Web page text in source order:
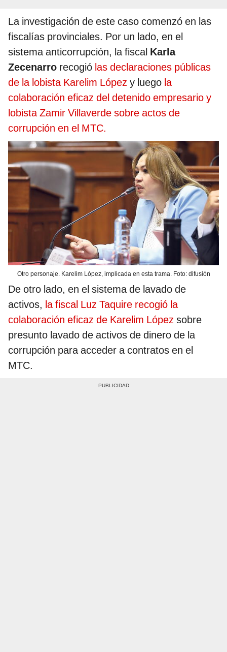
La investigación de este caso comenzó en las
fiscalías provinciales. Por un lado, en el
sistema anticorrupción, la fiscal Karla
Zecenarro recogió las declaraciones públicas
de la lobista Karelim López y luego la
colaboración eficaz del detenido empresario y
lobista Zamir Villaverde sobre actos de
corrupción en el MTC.
Otro personaje. Karelim López, implicada en esta trama. Foto: difusión
De otro lado, en el sistema de lavado de
activos, la fiscal Luz Taquire recogió la
colaboración eficaz de Karelim López sobre
presunto lavado de activos de dinero de la
corrupción para acceder a contratos en el
MTC.